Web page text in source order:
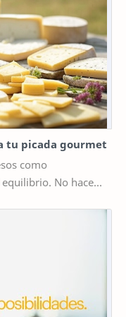
tu picada gourmet
como
No hace